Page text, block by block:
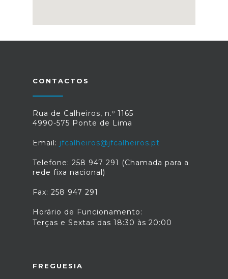
CONTACTOS
Rua de Calheiros, n.º 1165
4990-575 Ponte de Lima
Email: jfcalheiros@jfcalheiros.pt
Telefone: 258 947 291 (Chamada para a
rede fixa nacional)
Fax: 258 947 291
Horário de Funcionamento:
Terças e Sextas das 18:30 às 20:00
FREGUESIA